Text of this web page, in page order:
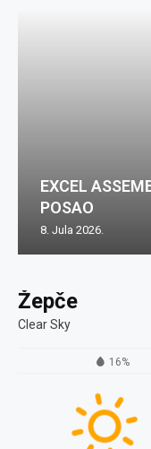
Žepče
Clear Sky
16%
EXCEL
POSAO
8. Jula 2026.